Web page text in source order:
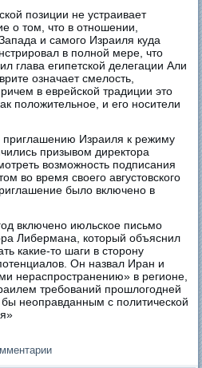
позиции не устраивает
о том, что в отношении,
и самого Израиля куда
в полной мере, что
глава египетской делегации Али
означает смелость,
в еврейской традиции это
положительное, и его носители
Израиля к режиму
призывом директора
возможность подписания
во время своего августовского
было включено в
включено июльское письмо
Либермана, который объяснил
какие-то шаги в сторону
Он назвал Иран и
нераспространению» в регионе,
требований прошлогодней
неоправданным с политической